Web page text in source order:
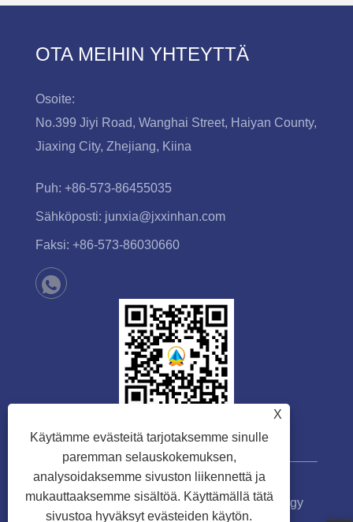
OTA MEIHIN YHTEYTTÄ
Osoite:
No.399 Jiyi Road, Wanghai Street, Haiyan County,
Jiaxing City, Zhejiang, Kiina
Puh: +86-573-86455035
Sähköposti: junxia@jxxinhan.com
Faksi: +86-573-86030660
Copyright © 2023 Jiaxing Xinhan Technology
X
Käytämme evästeitä tarjotaksemme sinulle
paremman selauskokemuksen,
analysoidaksemme sivuston liikennettä ja
mukauttaaksemme sisältöä. Käyttämällä tätä
sivustoa hyväksyt evästeiden käytön.